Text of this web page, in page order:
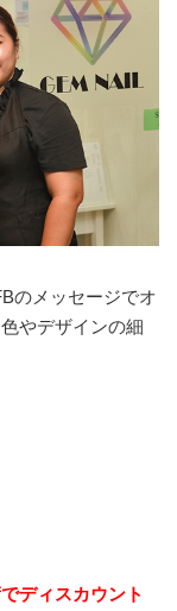
のメッセージでオ
やデザインの細
ディスカウント